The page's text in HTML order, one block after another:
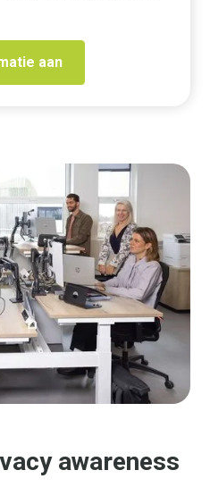
aan
awareness